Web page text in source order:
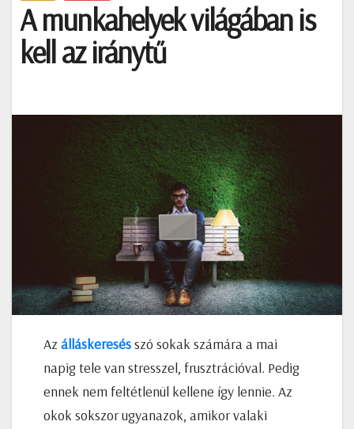
A munkahelyek világában is
kell az iránytű
Az álláskeresésszó sokak számára a mai
napig tele van stresszel, frusztrációval. Pedig
ennek nem feltétlenül kellene így lennie. Az
okok sokszor ugyanazok, amikor valaki